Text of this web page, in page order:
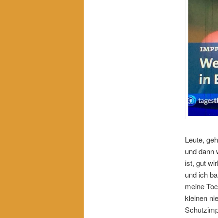
Leute,
und dann
ist, gut
und ich
meine
kleinen